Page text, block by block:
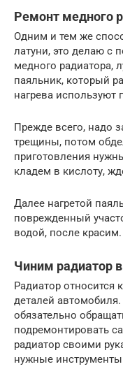
Ремонт медного
Одним и тем же
латуни, это делаю с
медного радиатора,
паяльник, который
нагрева используют
Прежде всего, надо
трещины, потом
приготовления
кладем в кислоту,
Далее нагретой
поврежденный
водой, после красим.
Чиним радиатор
Радиатор
деталей
обязательно
подремонтировать
радиатор своими
нужные